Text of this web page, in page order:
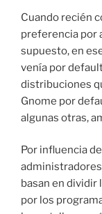
Cuando recién
preferencia por
supuesto, en
venía por
distribuciones
Gnome por
algunas otras,
Por influencia
basan en dividir
por los